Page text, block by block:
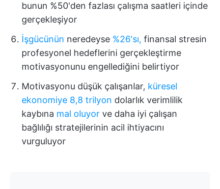
bunun %50'den fazlası çalışma saatleri içinde
gerçekleşiyor
İşgücünün neredeyse %26'sı, finansal stresin
profesyonel hedeflerini gerçekleştirme
motivasyonunu engellediğini belirtiyor
Motivasyonu düşük çalışanlar, küresel
ekonomiye 8,8 trilyon dolarlık verimlilik
kaybına mal oluyor ve daha iyi çalışan
bağlılığı stratejilerinin acil ihtiyacını
vurguluyor